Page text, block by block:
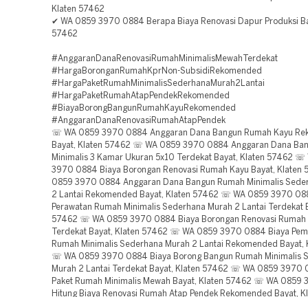
Klaten 57462
✔ WA 0859 3970 0884 Berapa Biaya Renovasi Dapur Produksi
57462
#AnggaranDanaRenovasiRumahMinimalisMewahTerdekat
#HargaBoronganRumahKprNon-SubsidiRekomended
#HargaPaketRumahMinimalisSederhanaMurah2Lantai
#HargaPaketRumahAtapPendekRekomended
#BiayaBorongBangunRumahKayuRekomended
#AnggaranDanaRenovasiRumahAtapPendek
☏ WA 0859 3970 0884 Anggaran Dana Bangun Rumah Kayu
Bayat, Klaten 57462 ☏ WA 0859 3970 0884 Anggaran Dana
Minimalis 3 Kamar Ukuran 5x10 Terdekat Bayat, Klaten 57462 ☏
3970 0884 Biaya Borongan Renovasi Rumah Kayu Bayat, Klaten
0859 3970 0884 Anggaran Dana Bangun Rumah Minimalis
2 Lantai Rekomended Bayat, Klaten 57462 ☏ WA 0859 3970
Perawatan Rumah Minimalis Sederhana Murah 2 Lantai Terdekat
57462 ☏ WA 0859 3970 0884 Biaya Borongan Renovasi Rumah
Terdekat Bayat, Klaten 57462 ☏ WA 0859 3970 0884 Biaya
Rumah Minimalis Sederhana Murah 2 Lantai Rekomended Bayat,
☏ WA 0859 3970 0884 Biaya Borong Bangun Rumah Minimalis
Murah 2 Lantai Terdekat Bayat, Klaten 57462 ☏ WA 0859 3970
Paket Rumah Minimalis Mewah Bayat, Klaten 57462 ☏ WA 0859
Hitung Biaya Renovasi Rumah Atap Pendek Rekomended Bayat,